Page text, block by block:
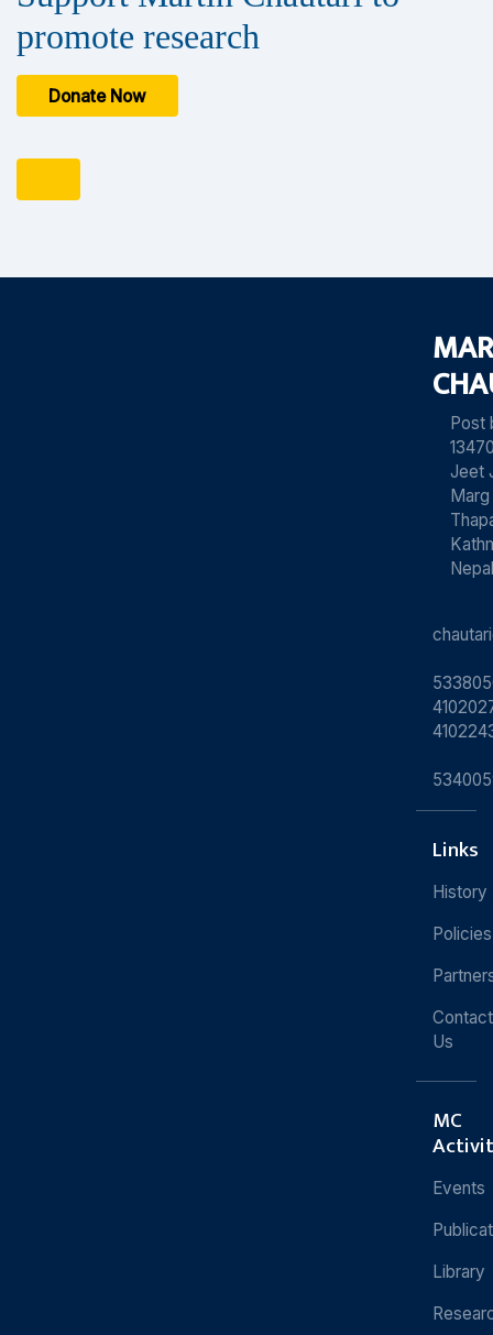
promote research
Donate Now
Post
Jeet
Marg
Nepal
Links
History
Policies
Contact
Us
MC
Events
Library